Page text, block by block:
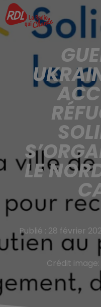
LE
Publié : 28 février
Crédit image: